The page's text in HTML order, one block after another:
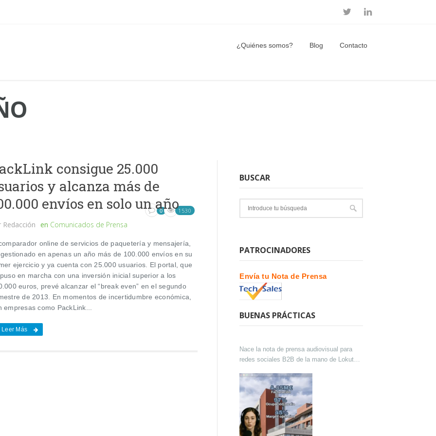
¿Quiénes somos? Blog Contacto
consigue 25.000
y alcanza más de
envíos en solo un año
Redacción en Comunicados de Prensa
0 1530
online de servicios de paquetería y mensajería,
en apenas un año más de 100.000 envíos en su
ejercicio y ya cuenta con 25.000 usuarios. El portal, que
en marcha con una inversión inicial superior a los
euros, prevé alcanzar el “break even” en el segundo
de 2013. En momentos de incertidumbre económica,
empresas como PackLink...
Leer Más
BUSCAR
PATROCINADORES
Envía tu Nota de Prensa
BUENAS PRÁCTICAS
Nace la nota de prensa audiovisual para
redes sociales B2B de la mano de Lokutor